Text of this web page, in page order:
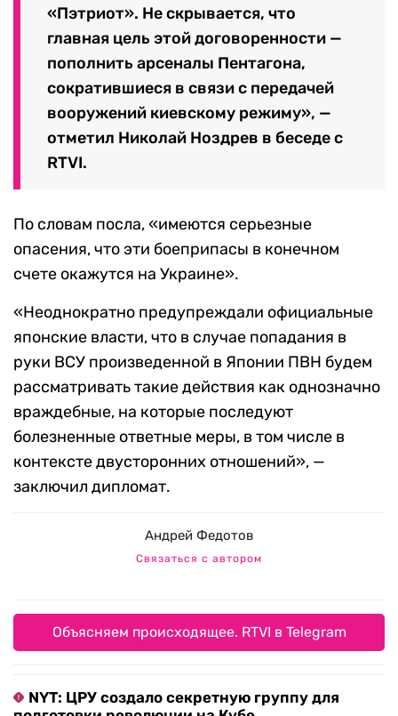
«Пэтриот». Не скрывается, что
главная цель этой договоренности —
пополнить арсеналы Пентагона,
сократившиеся в связи с передачей
вооружений киевскому режиму», —
отметил Николай Ноздрев в беседе с
RTVI.
По словам посла, «имеются серьезные
опасения, что эти боеприпасы в конечном
счете окажутся на Украине».
«Неоднократно предупреждали официальные
японские власти, что в случае попадания в
руки ВСУ произведенной в Японии ПВН будем
рассматривать такие действия как однозначно
враждебные, на которые последуют
болезненные ответные меры, в том числе в
контексте двусторонних отношений», —
заключил дипломат.
Андрей Федотов
Связаться с автором
Объясняем происходящее. RTVI в Telegram
NYT: ЦРУ создало секретную группу для